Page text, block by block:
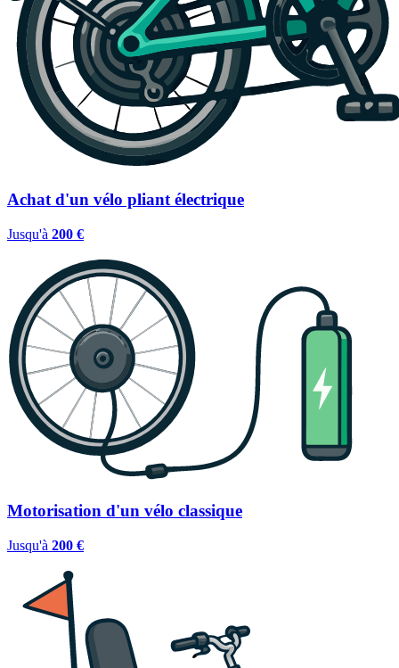
Achat d'un vélo pliant électrique
Jusqu'à 200 €
Motorisation d'un vélo classique
Jusqu'à 200 €